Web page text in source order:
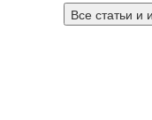
Все статьи и